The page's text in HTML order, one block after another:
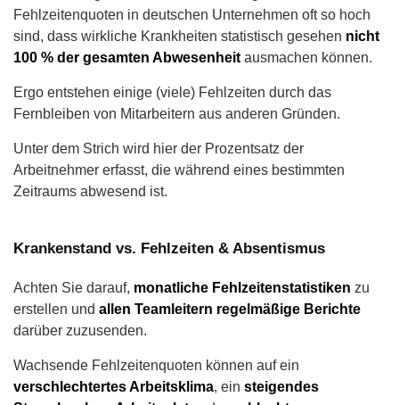
Fehlzeitenquoten in deutschen Unternehmen oft so hoch
sind, dass wirkliche Krankheiten statistisch gesehen nicht
100 % der gesamten Abwesenheit ausmachen können.
Ergo entstehen einige (viele) Fehlzeiten durch das
Fernbleiben von Mitarbeitern aus anderen Gründen.
Unter dem Strich wird hier der Prozentsatz der
Arbeitnehmer erfasst, die während eines bestimmten
Zeitraums abwesend ist.
Krankenstand vs. Fehlzeiten & Absentismus
Achten Sie darauf, monatliche Fehlzeitenstatistiken zu
erstellen und allen Teamleitern regelmäßige Berichte
darüber zuzusenden.
Wachsende Fehlzeitenquoten können auf ein
verschlechtertes Arbeitsklima, ein steigendes